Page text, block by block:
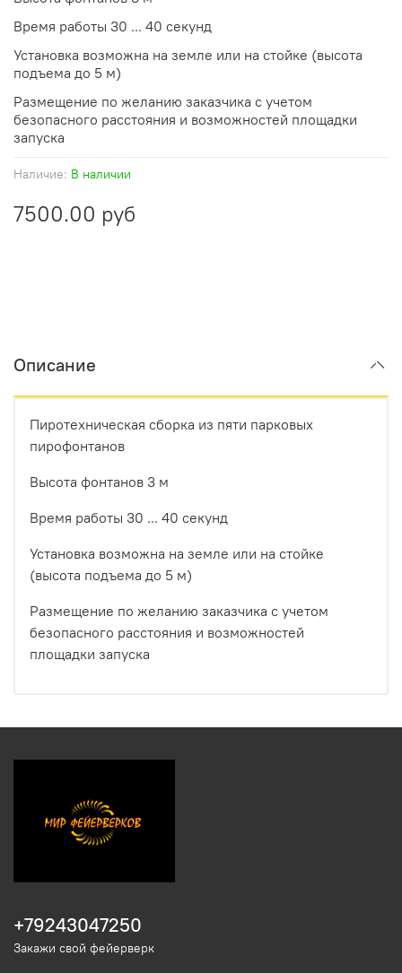
Наличие: В наличии
7500.00 руб
Время работы 30 ... 40 секунд
Установка возможна на земле или на стойке (высота
подъема до 5 м)
Размещение по желанию заказчика с учетом
безопасного расстояния и возможностей площадки
запуска
Описание
Пиротехническая сборка из пяти парковых
пирофонтанов
Высота фонтанов 3 м
Время работы 30 ... 40 секунд
Установка возможна на земле или на стойке
(высота подъема до 5 м)
Размещение по желанию заказчика с учетом
безопасного расстояния и возможностей
площадки запуска
+79243047250
Закажи свой фейерверк